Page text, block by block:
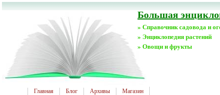
Большая
» Справочник садовода и
» Энциклопедия растений
» Овощи и фрукты
Главная Блог Архивы Магазин